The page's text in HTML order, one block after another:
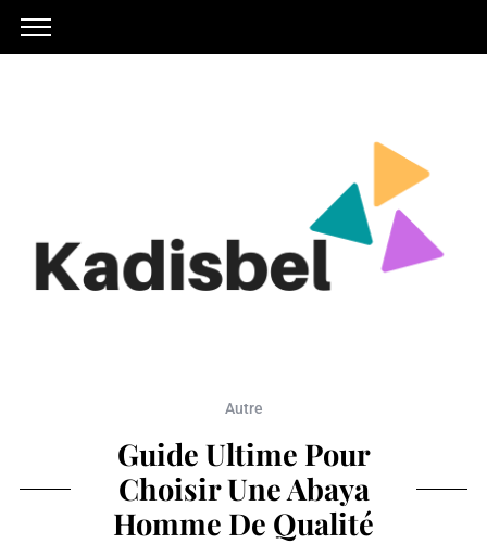
Autre
Guide Ultime Pour
Choisir Une Abaya
Homme De Qualité